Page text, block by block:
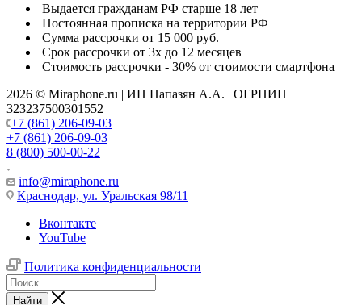
Выдается гражданам РФ старше 18 лет
Постоянная прописка на территории РФ
Сумма рассрочки от 15 000 руб.
Срок рассрочки от 3х до 12 месяцев
Стоимость рассрочки - 30% от стоимости смартфона
2026 © Miraphone.ru | ИП Папазян А.А. | ОГРНИП
323237500301552
+7 (861) 206-09-03
+7 (861) 206-09-03
8 (800) 500-00-22
info@miraphone.ru
Краснодар, ул. Уральская 98/11
Вконтакте
YouTube
Политика конфиденциальности
Найти